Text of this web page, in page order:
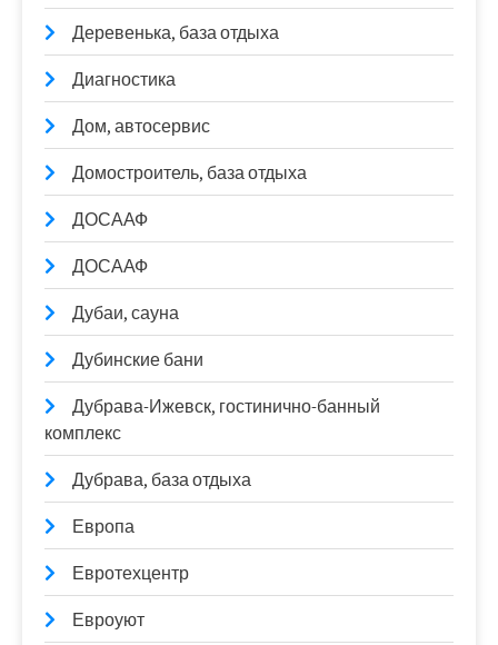
Деревенька, база отдыха
Диагностика
Дом, автосервис
Домостроитель, база отдыха
ДОСААФ
ДОСААФ
Дубаи, сауна
Дубинские бани
Дубрава-Ижевск, гостинично-банный
комплекс
Дубрава, база отдыха
Европа
Евротехцентр
Евроуют